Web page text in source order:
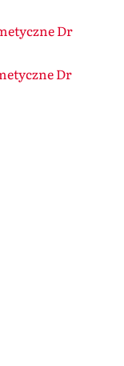
Dr
Dr